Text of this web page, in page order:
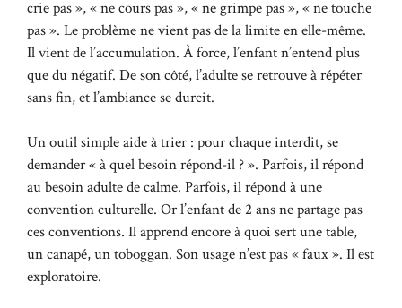
crie pas », « ne cours pas », « ne grimpe pas », « ne touche
pas ». Le problème ne vient pas de la limite en elle-même.
Il vient de l’accumulation. À force, l’enfant n’entend plus
que du négatif. De son côté, l’adulte se retrouve à répéter
sans fin, et l’ambiance se durcit.
Un outil simple aide à trier : pour chaque interdit, se
demander « à quel besoin répond-il ? ». Parfois, il répond
au besoin adulte de calme. Parfois, il répond à une
convention culturelle. Or l’enfant de 2 ans ne partage pas
ces conventions. Il apprend encore à quoi sert une table,
un canapé, un toboggan. Son usage n’est pas « faux ». Il est
exploratoire.